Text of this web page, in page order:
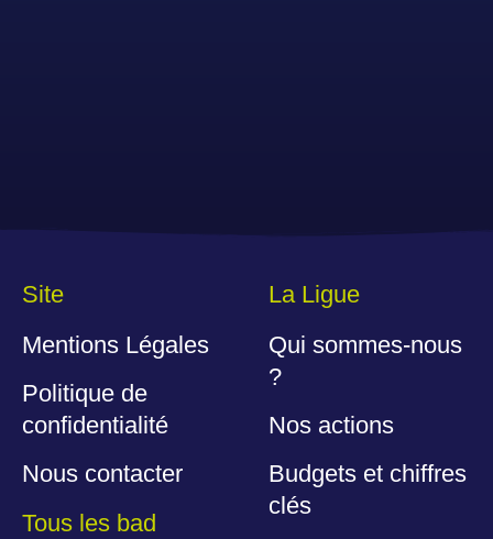
Site
Mentions Légales
Politique de
confidentialité
Nous contacter
Tous les bad
La Ligue
Qui sommes-nous
?
Nos actions
Budgets et chiffres
clés